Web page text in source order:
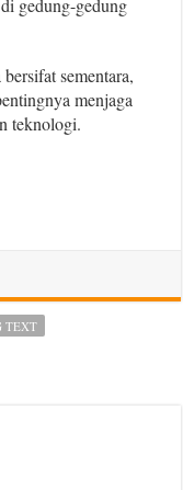
gedung-gedung
sementara,
menjaga
teknologi.
TEXT